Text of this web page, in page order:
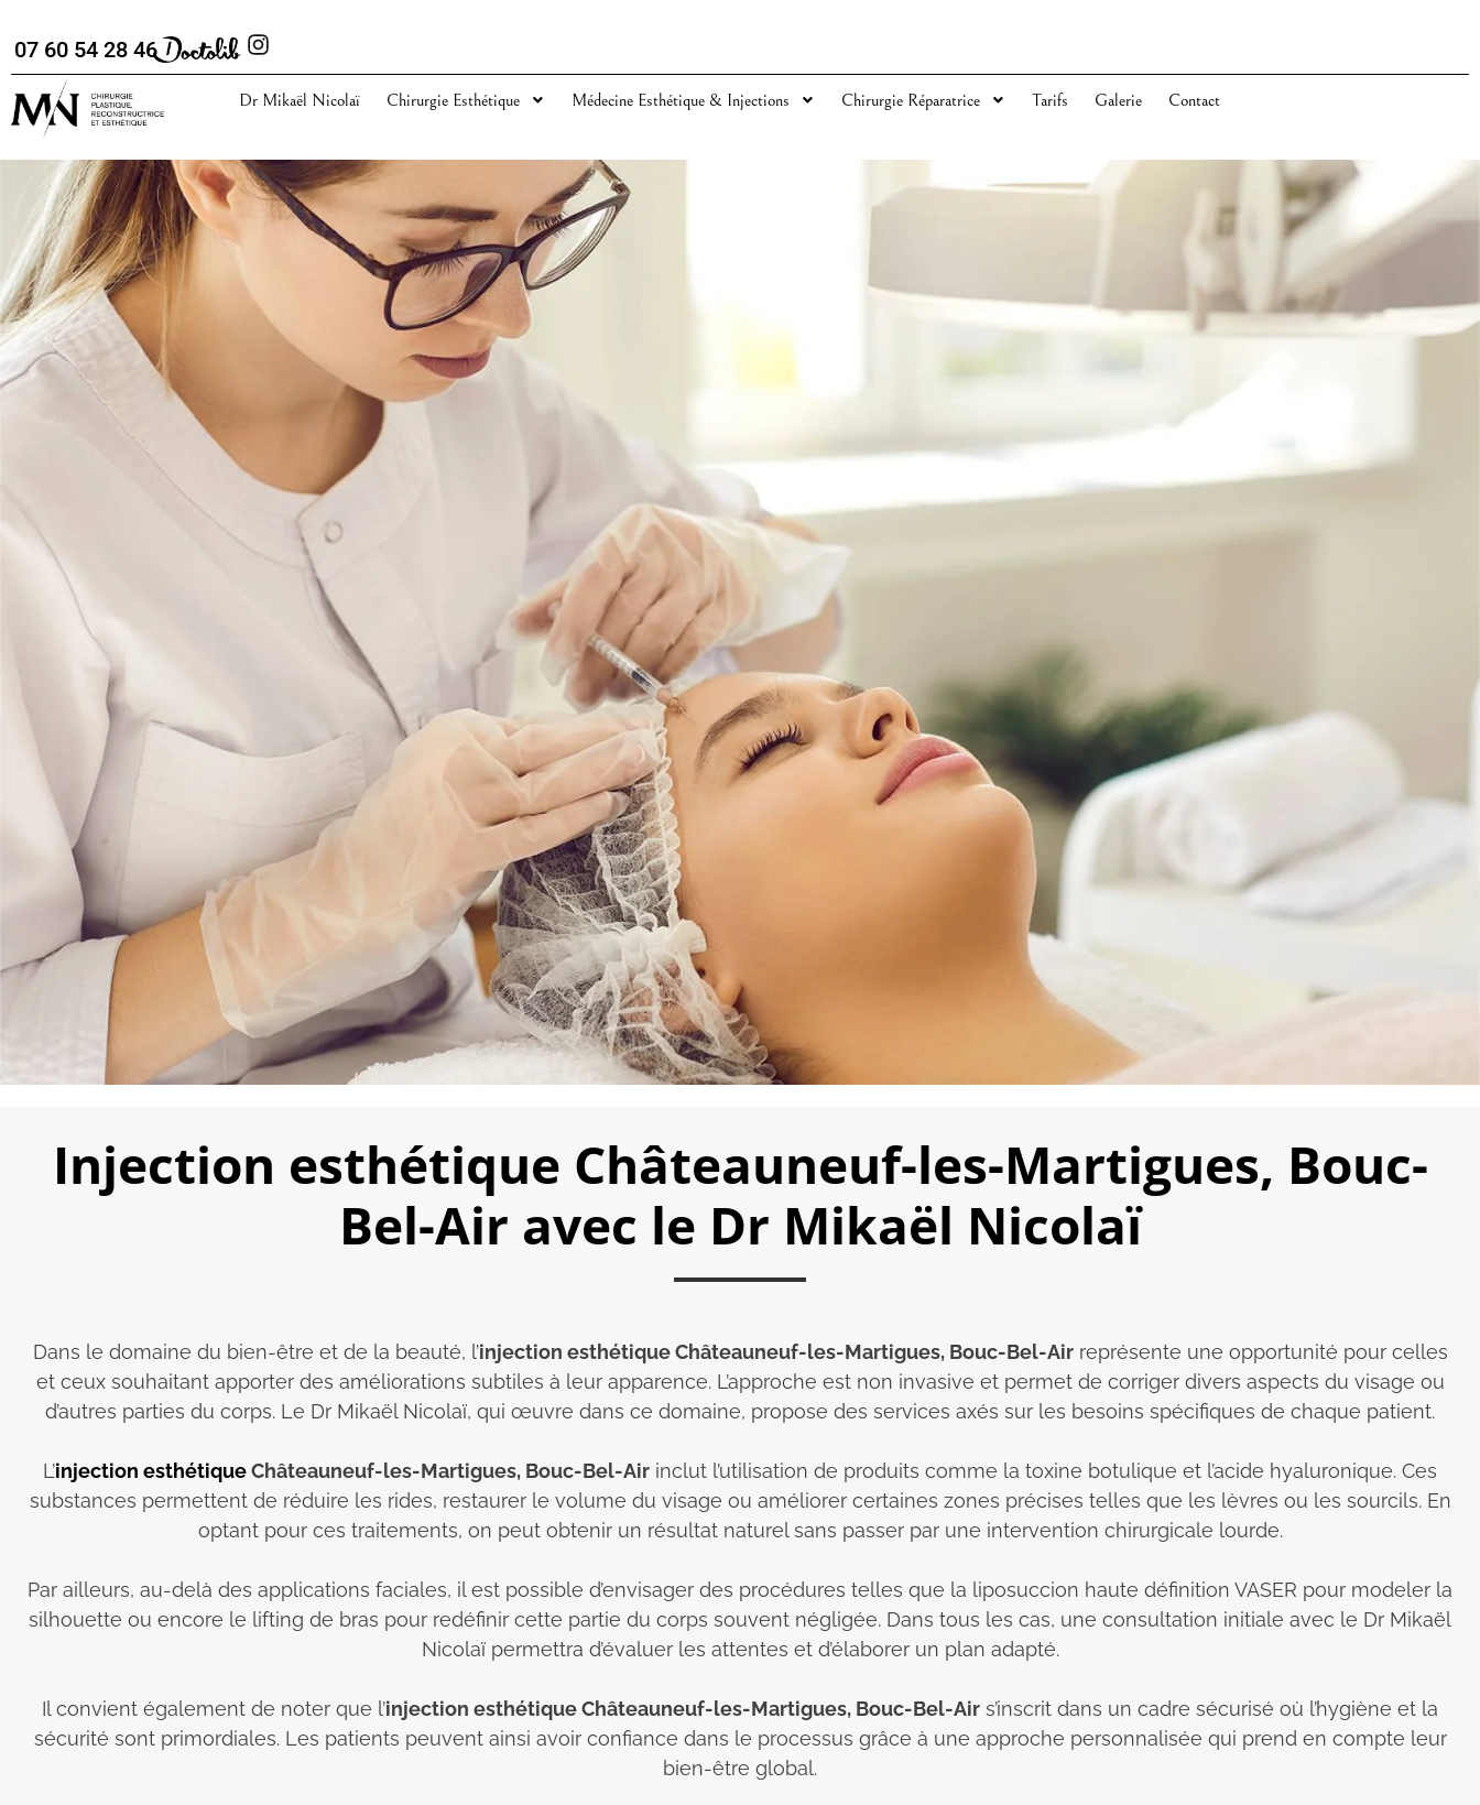
07 60 54 28 46
Dr Mikaël Nicolaï Chirurgie Esthétique Médecine Esthétique & Injections Chirurgie Réparatrice Tarifs Galerie Contact
Injection esthétique Châteauneuf-les-Martigues, Bouc-
Bel-Air avec le Dr Mikaël Nicolaï
Dans le domaine du bien-être et de la beauté, l’injection esthétique Châteauneuf-les-Martigues, Bouc-Bel-Airreprésente une opportunité pour celles
et ceux souhaitant apporter des améliorations subtiles à leur apparence. L’approche est non invasive et permet de corriger divers aspects du visage ou
d’autres parties du corps. Le Dr Mikaël Nicolaï, qui œuvre dans ce domaine, propose des services axés sur les besoins spécifiques de chaque patient.
L’injection esthétiqueChâteauneuf-les-Martigues, Bouc-Bel-Air inclut l’utilisation de produits comme la toxine botulique et l’acide hyaluronique. Ces
substances permettent de réduire les rides, restaurer le volume du visage ou améliorer certaines zones précises telles que les lèvres ou les sourcils. En
optant pour ces traitements, on peut obtenir un résultat naturel sans passer par une intervention chirurgicale lourde.
Par ailleurs, au-delà des applications faciales, il est possible d’envisager des procédures telles que la liposuccion haute définition VASER pour modeler la
silhouette ou encore le lifting de bras pour redéfinir cette partie du corps souvent négligée. Dans tous les cas, une consultation initiale avec le Dr Mikaël
Nicolaï permettra d’évaluer les attentes et d’élaborer un plan adapté.
Il convient également de noter que l’injection esthétique Châteauneuf-les-Martigues, Bouc-Bel-Air s’inscrit dans un cadre sécurisé où l’hygiène et la
sécurité sont primordiales. Les patients peuvent ainsi avoir confiance dans le processus grâce à une approche personnalisée qui prend en compte leur
bien-être global.